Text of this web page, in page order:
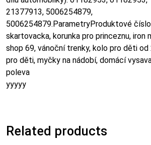
21377913, 5006254879,
5006254879.ParametryProduktové
skartovacka, korunka pro princeznu, iron
shop 69, vánoční trenky, kolo pro děti
pro děti, myčky na nádobí, domácí
poleva
yyyyy
Related products